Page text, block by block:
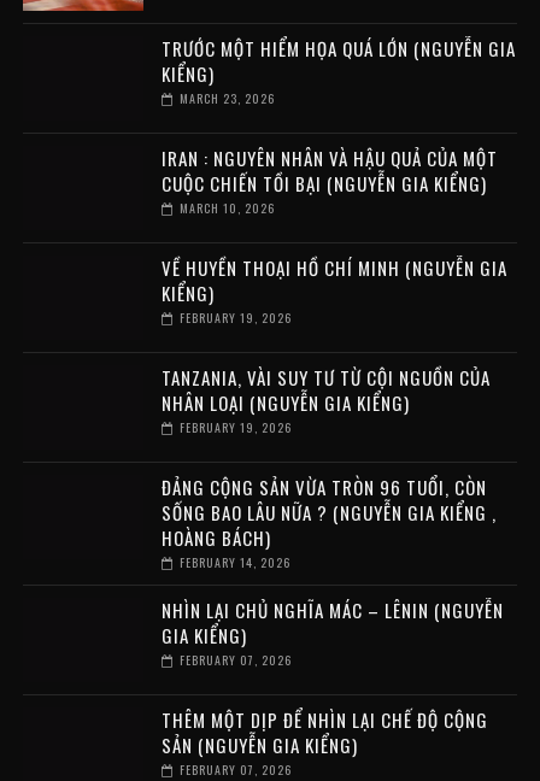
TRƯỚC MỘT HIỂM HỌA QUÁ LỚN (NGUYỄN GIA
KIỂNG)
MARCH 23, 2026
IRAN : NGUYÊN NHÂN VÀ HẬU QUẢ CỦA MỘT
CUỘC CHIẾN TỒI BẠI (NGUYỄN GIA KIỂNG)
MARCH 10, 2026
VỀ HUYỀN THOẠI HỒ CHÍ MINH (NGUYỄN GIA
KIỂNG)
FEBRUARY 19, 2026
TANZANIA, VÀI SUY TƯ TỪ CỘI NGUỒN CỦA
NHÂN LOẠI (NGUYỄN GIA KIỂNG)
FEBRUARY 19, 2026
ĐẢNG CỘNG SẢN VỪA TRÒN 96 TUỔI, CÒN
SỐNG BAO LÂU NỮA ? (NGUYỄN GIA KIỂNG ,
HOÀNG BÁCH)
FEBRUARY 14, 2026
NHÌN LẠI CHỦ NGHĨA MÁC – LÊNIN (NGUYỄN
GIA KIỂNG)
FEBRUARY 07, 2026
THÊM MỘT DỊP ĐỂ NHÌN LẠI CHẾ ĐỘ CỘNG
SẢN (NGUYỄN GIA KIỂNG)
FEBRUARY 07, 2026